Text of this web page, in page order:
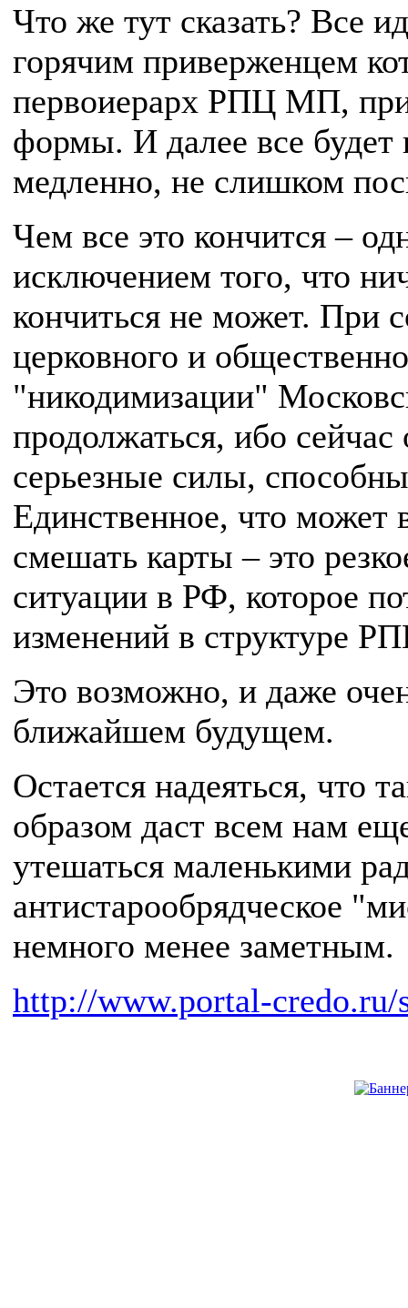
Что же тут сказать? Все
горячим приверженцем
первоиерарх РПЦ МП,
формы. И далее все будет
медленно, не слишком
Чем все это кончится –
исключением того, что
кончиться не может. При
церковного и
"никодимизации"
продолжаться, ибо сейчас
серьезные силы,
Единственное, что может
смешать карты – это
ситуации в РФ, которое
изменений в структуре
Это возможно, и даже
ближайшем будущем.
Остается надеяться, что
образом даст всем нам
утешаться маленькими
антистарообрядческое
немного менее заметным.
http://www.portal-